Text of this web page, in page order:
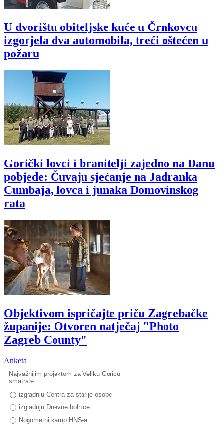
U dvorištu obiteljske kuće u Črnkovcu
izgorjela dva automobila, treći oštećen u
požaru
Gorički lovci i branitelji zajedno na Danu
pobjede: Čuvaju sjećanje na Jadranka
Cumbaja, lovca i junaka Domovinskog
rata
Objektivom ispričajte priču Zagrebačke
županije: Otvoren natječaj "Photo
Zagreb County"
Anketa
Najvažnijim projektom za Veliku Goricu
smatrate:
izgradnju Centra za starije osobe
izgradnju Dnevne bolnice
Nogometni kamp HNS-a